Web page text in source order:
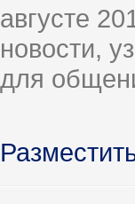
августе
новости,
для